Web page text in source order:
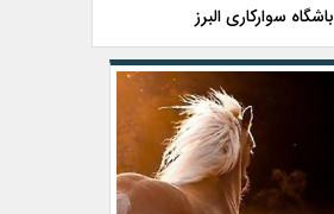
باشگاه سوارکاری البرز